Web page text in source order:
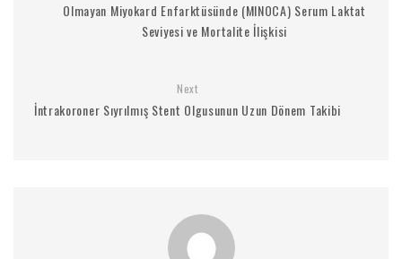
Olmayan Miyokard Enfarktüsünde (MINOCA) Serum Laktat
Seviyesi ve Mortalite İlişkisi
Next
İntrakoroner Sıyrılmış Stent Olgusunun Uzun Dönem Takibi